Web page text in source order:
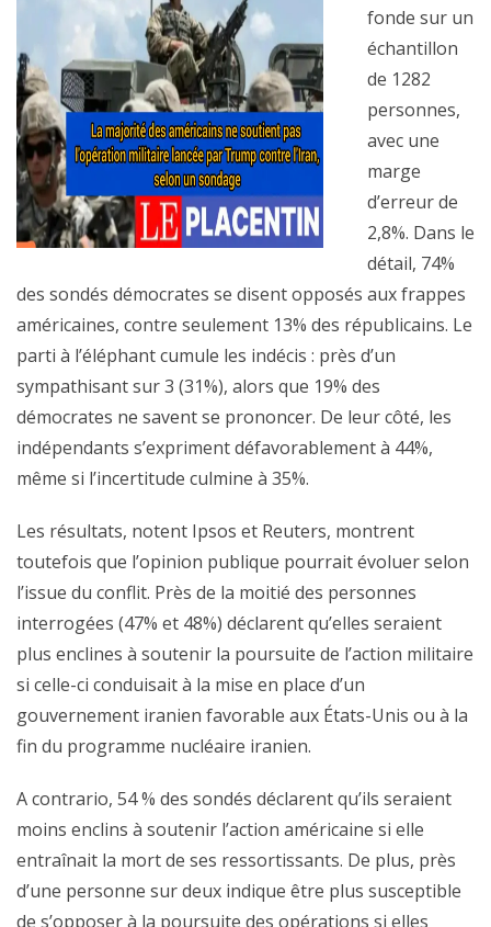
fonde sur un
échantillon
de 1282
personnes,
avec une
marge
d’erreur de
2,8%. Dans le
détail, 74%
des sondés démocrates se disent opposés aux frappes
américaines, contre seulement 13% des républicains. Le
parti à l’éléphant cumule les indécis : près d’un
sympathisant sur 3 (31%), alors que 19% des
démocrates ne savent se prononcer. De leur côté, les
indépendants s’expriment défavorablement à 44%,
même si l’incertitude culmine à 35%.
Les résultats, notent Ipsos et Reuters, montrent
toutefois que l’opinion publique pourrait évoluer selon
l’issue du conflit. Près de la moitié des personnes
interrogées (47% et 48%) déclarent qu’elles seraient
plus enclines à soutenir la poursuite de l’action militaire
si celle-ci conduisait à la mise en place d’un
gouvernement iranien favorable aux États-Unis ou à la
fin du programme nucléaire iranien.
A contrario, 54 % des sondés déclarent qu’ils seraient
moins enclins à soutenir l’action américaine si elle
entraînait la mort de ses ressortissants. De plus, près
d’une personne sur deux indique être plus susceptible
de s’opposer à la poursuite des opérations si elles